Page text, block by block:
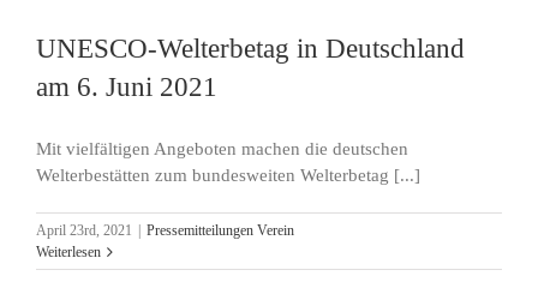
UNESCO-Welterbetag in Deutschland
am 6. Juni 2021
Mit vielfältigen Angeboten machen die deutschen
Welterbestätten zum bundesweiten Welterbetag [...]
April 23rd, 2021 | Pressemitteilungen Verein
Weiterlesen